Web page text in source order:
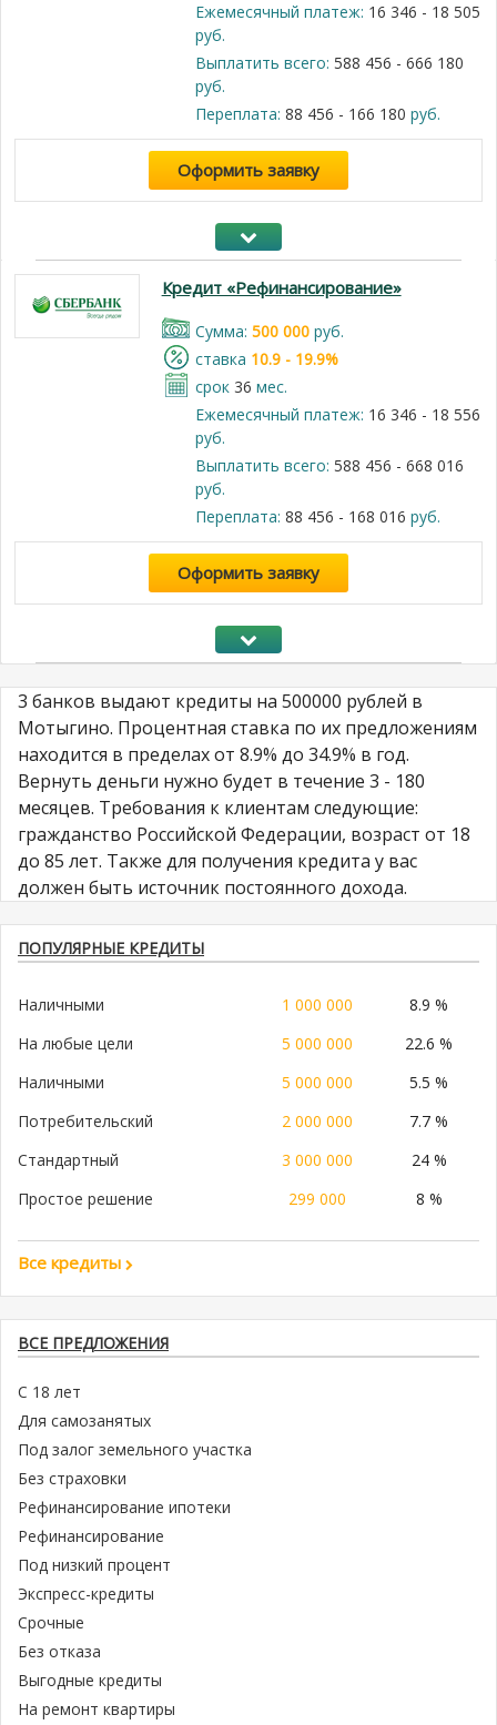
Ежемесячный платеж: 16 346 - 18 505
руб.
Выплатить всего: 588 456 - 666 180
руб.
Переплата: 88 456 - 166 180 руб.
Оформить заявку
Кредит «Рефинансирование»
Cумма: 500 000руб.
cтавка 10.9 - 19.9%
срок 36 мес.
Ежемесячный платеж: 16 346 - 18 556
руб.
Выплатить всего: 588 456 - 668 016
руб.
Переплата: 88 456 - 168 016 руб.
Оформить заявку
3 банков выдают кредиты на 500000 рублей в
Мотыгино. Процентная ставка по их предложениям
находится в пределах от 8.9% до 34.9% в год.
Вернуть деньги нужно будет в течение 3 - 180
месяцев. Требования к клиентам следующие:
гражданство Российской Федерации, возраст от 18
до 85 лет. Также для получения кредита у вас
должен быть источник постоянного дохода.
ПОПУЛЯРНЫЕ КРЕДИТЫ
Наличными 1 000 000
8.9 %
На любые цели
5 000 000
22.6 %
Наличными
5 000 000
5.5 %
Потребительский
2 000 000
7.7 %
Стандартный
3 000 000
24 %
Простое решение
299 000 8 %
Все кредиты
ВСЕ ПРЕДЛОЖЕНИЯ
С 18 лет
Для самозанятых
Под залог земельного участка
Без страховки
Рефинансирование ипотеки
Рефинансирование
Под низкий процент
Экспресс-кредиты
Срочные
Без отказа
Выгодные кредиты
На ремонт квартиры